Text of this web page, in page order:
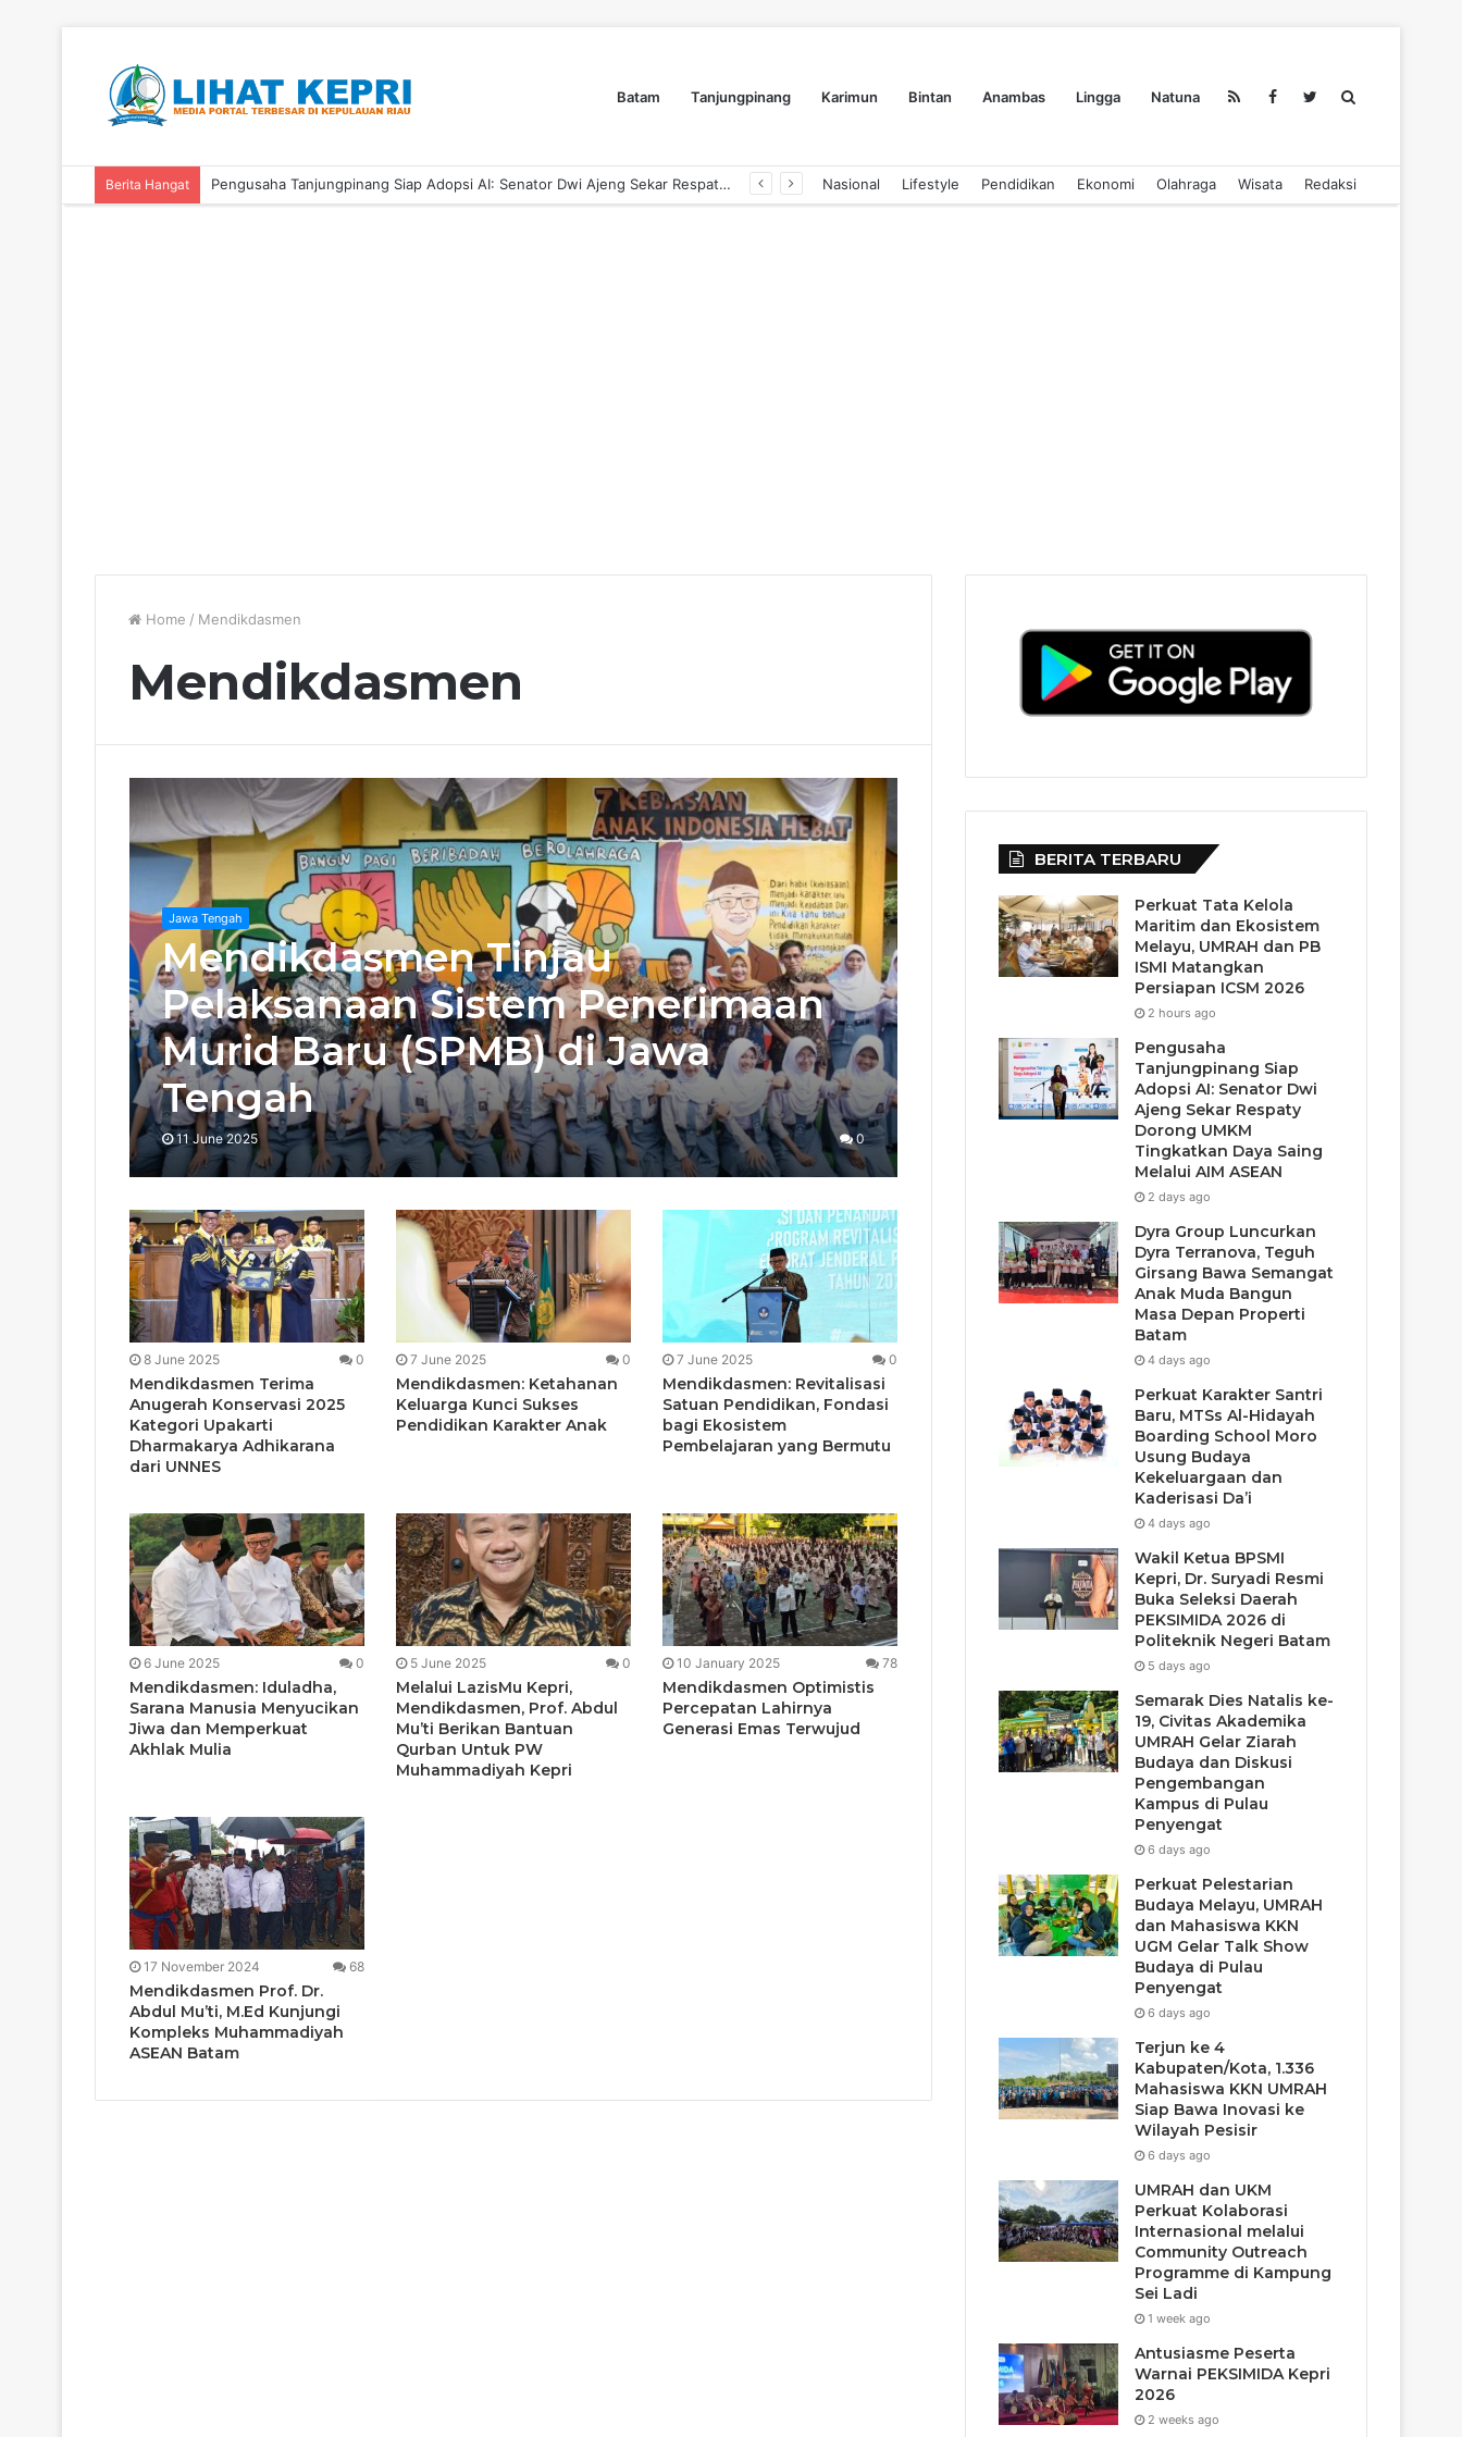
Batam Tanjungpinang Karimun Bintan Anambas Lingga Natuna
Berita Hangat Pengusaha Tanjungpinang Siap Adopsi AI: Senator Dwi Ajeng Sekar Respaty Dorong UMKM Tingkatkan Daya Saing Melalui AIM ASEAN Nasional Lifestyle Pendidikan Ekonomi Olahraga Wisata Redaksi
Home / Mendikdasmen
Mendikdasmen
Jawa Tengah
Mendikdasmen Tinjau
Pelaksanaan Sistem Penerimaan
Murid Baru (SPMB) di Jawa
Tengah
11 June 2025 0
8 June 2025 0
Mendikdasmen Terima
Anugerah Konservasi 2025
Kategori Upakarti
Dharmakarya Adhikarana
dari UNNES
7 June 2025 0
Mendikdasmen: Ketahanan
Keluarga Kunci Sukses
Pendidikan Karakter Anak
7 June 2025 0
Mendikdasmen: Revitalisasi
Satuan Pendidikan, Fondasi
bagi Ekosistem
Pembelajaran yang Bermutu
6 June 2025 0
Mendikdasmen: Iduladha,
Sarana Manusia Menyucikan
Jiwa dan Memperkuat
Akhlak Mulia
5 June 2025 0
Melalui LazisMu Kepri,
Mendikdasmen, Prof. Abdul
Mu’ti Berikan Bantuan
Qurban Untuk PW
Muhammadiyah Kepri
10 January 2025 78
Mendikdasmen Optimistis
Percepatan Lahirnya
Generasi Emas Terwujud
17 November 2024 68
Mendikdasmen Prof. Dr.
Abdul Mu’ti, M.Ed Kunjungi
Kompleks Muhammadiyah
ASEAN Batam
BERITA TERBARU
Perkuat Tata Kelola
Maritim dan Ekosistem
Melayu, UMRAH dan PB
ISMI Matangkan
Persiapan ICSM 2026
2 hours ago
Pengusaha
Tanjungpinang Siap
Adopsi AI: Senator Dwi
Ajeng Sekar Respaty
Dorong UMKM
Tingkatkan Daya Saing
Melalui AIM ASEAN
2 days ago
Dyra Group Luncurkan
Dyra Terranova, Teguh
Girsang Bawa Semangat
Anak Muda Bangun
Masa Depan Properti
Batam
4 days ago
Perkuat Karakter Santri
Baru, MTSs Al-Hidayah
Boarding School Moro
Usung Budaya
Kekeluargaan dan
Kaderisasi Da’i
4 days ago
Wakil Ketua BPSMI
Kepri, Dr. Suryadi Resmi
Buka Seleksi Daerah
PEKSIMIDA 2026 di
Politeknik Negeri Batam
5 days ago
Semarak Dies Natalis ke-
19, Civitas Akademika
UMRAH Gelar Ziarah
Budaya dan Diskusi
Pengembangan
Kampus di Pulau
Penyengat
6 days ago
Perkuat Pelestarian
Budaya Melayu, UMRAH
dan Mahasiswa KKN
UGM Gelar Talk Show
Budaya di Pulau
Penyengat
6 days ago
Terjun ke 4
Kabupaten/Kota, 1.336
Mahasiswa KKN UMRAH
Siap Bawa Inovasi ke
Wilayah Pesisir
6 days ago
UMRAH dan UKM
Perkuat Kolaborasi
Internasional melalui
Community Outreach
Programme di Kampung
Sei Ladi
1 week ago
Antusiasme Peserta
Warnai PEKSIMIDA Kepri
2026
2 weeks ago